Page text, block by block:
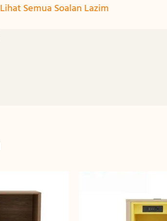
Lihat Semua Soalan Lazim